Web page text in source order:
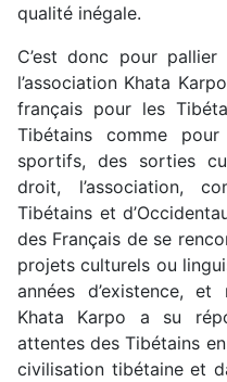
qualité inégale.
C’est donc pour
l’association Khata
français pour les
Tibétains comme
sportifs, des sorties
droit, l’association,
Tibétains et
des Français de se
projets culturels ou
années d’existence,
Khata Karpo a su
attentes des Tibétains
civilisation tibétaine et